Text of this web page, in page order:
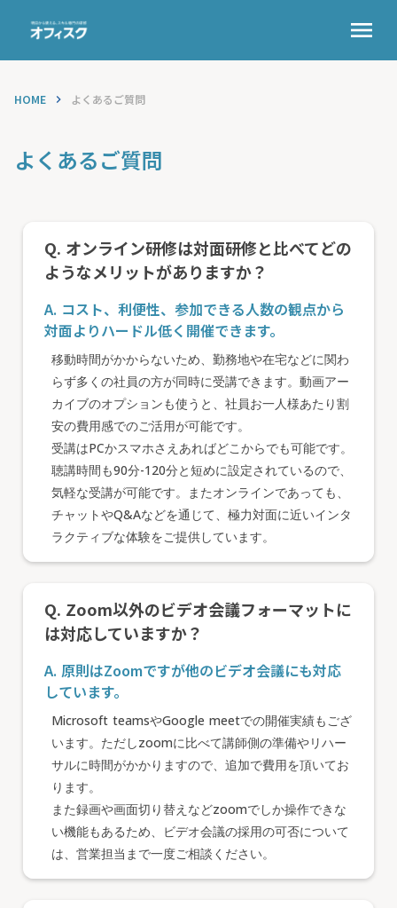
menu
HOME keyboard_arrow_right よくあるご質問
よくあるご質問
Q. オンライン研修は対面研修と比べてどの
ようなメリットがありますか？
A. コスト、利便性、参加できる人数の観点から
対面よりハードル低く開催できます。
移動時間がかからないため、勤務地や在宅などに関わ
らず多くの社員の方が同時に受講できます。動画アー
カイブのオプションも使うと、社員お一人様あたり割
安の費用感でのご活用が可能です。
受講はPCかスマホさえあればどこからでも可能です。
聴講時間も90分-120分と短めに設定されているので、
気軽な受講が可能です。またオンラインであっても、
チャットやQ&Aなどを通じて、極力対面に近いインタ
ラクティブな体験をご提供しています。
Q. Zoom以外のビデオ会議フォーマットに
は対応していますか？
A. 原則はZoomですが他のビデオ会議にも対応
しています。
Microsoft teamsやGoogle meetでの開催実績もござ
います。ただしzoomに比べて講師側の準備やリハー
サルに時間がかかりますので、追加で費用を頂いてお
ります。
また録画や画面切り替えなどzoomでしか操作できな
い機能もあるため、ビデオ会議の採用の可否について
は、営業担当まで一度ご相談ください。